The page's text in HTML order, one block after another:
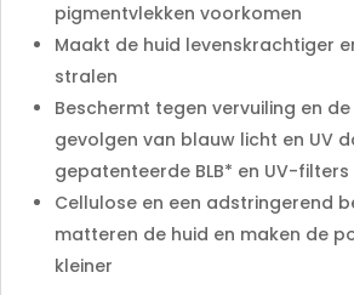
pigmentvlekken voorkomen
Maakt de huid levenskrachtiger
stralen
Beschermt tegen vervuiling en
gevolgen van blauw licht en UV
gepatenteerde BLB* en UV-filters
Cellulose en een adstringerend
matteren de huid en maken de
kleiner